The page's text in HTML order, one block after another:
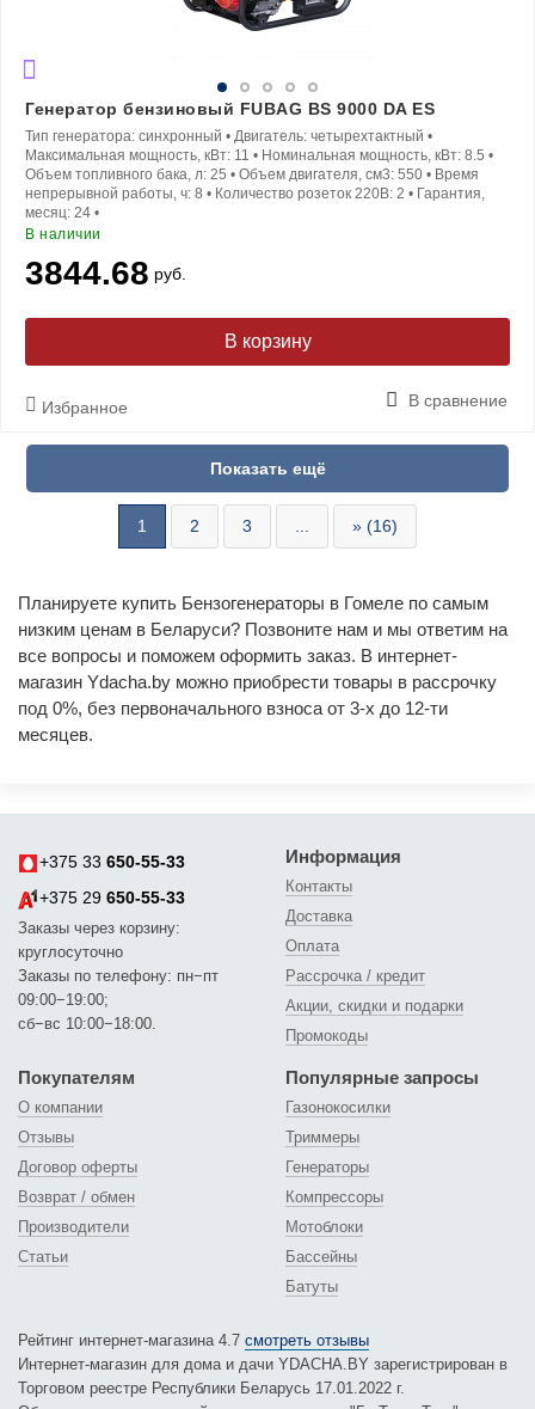
Генератор бензиновый FUBAG BS 9000 DA ES
Тип генератора: синхронный • Двигатель: четырехтактный •
Максимальная мощность, кВт: 11 • Номинальная мощность, кВт: 8.5 •
Объем топливного бака, л: 25 • Объем двигателя, см3: 550 • Время
непрерывной работы, ч: 8 • Количество розеток 220В: 2 • Гарантия,
месяц: 24 •
В наличии
3844.68 руб.
В корзину
Избранное В сравнение
1 2 3 » (16)
Планируете купить Бензогенераторы в Гомеле по самым
низким ценам в Беларуси? Позвоните нам и мы ответим на
все вопросы и поможем оформить заказ. В интернет-
магазин Ydacha.by можно приобрести товары в рассрочку
под 0%, без первоначального взноса от 3-х до 12-ти
месяцев.
+375 33 650-55-33
+375 29 650-55-33
Заказы через корзину:
круглосуточно
Заказы по телефону: пн−пт
09:00−19:00;
сб−вс 10:00−18:00.
Информация
Контакты
Доставка
Оплата
Рассрочка / кредит
Акции, скидки и подарки
Промокоды
Покупателям
О компании
Отзывы
Договор оферты
Возврат / обмен
Производители
Статьи
Популярные запросы
Газонокосилки
Триммеры
Генераторы
Компрессоры
Мотоблоки
Бассейны
Батуты
Рейтинг интернет-магазина 4.7 смотреть отзывы
Интернет-магазин для дома и дачи YDACHA.BY зарегистрирован в
Торговом реестре Республики Беларусь 17.01.2022 г.